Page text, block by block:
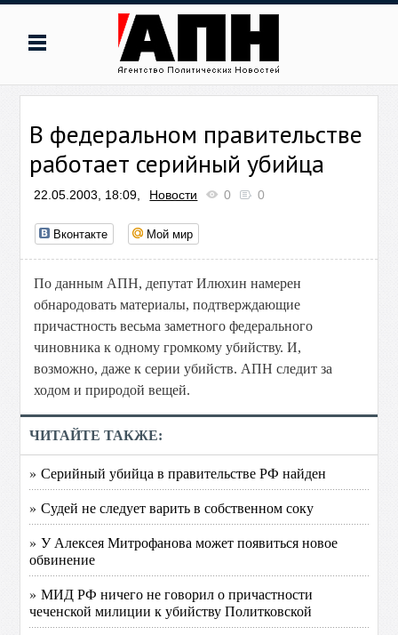
В федеральном правительстве
работает серийный убийца
22.05.2003, 18:09, Новости 0 0
Вконтакте Мой мир
По данным АПН, депутат Илюхин намерен
обнародовать материалы, подтверждающие
причастность весьма заметного федерального
чиновника к одному громкому убийству. И,
возможно, даже к серии убийств. АПН следит за
ходом и природой вещей.
ЧИТАЙТЕ ТАКЖЕ:
» Серийный убийца в правительстве РФ найден
» Судей не следует варить в собственном соку
» У Алексея Митрофанова может появиться новое
обвинение
» МИД РФ ничего не говорил о причастности
чеченской милиции к убийству Политковской